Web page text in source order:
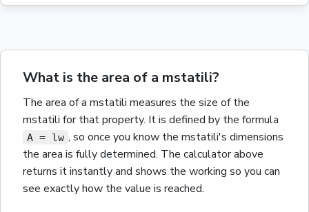
What is the area of a mstatili?
The area of a mstatili measures the size of the
mstatili for that property. It is defined by the formula
A = lw ,so once you know themstatili's dimensions
the area is fully determined. The calculator above
returns it instantly and shows the working so you can
see exactly how the value is reached.